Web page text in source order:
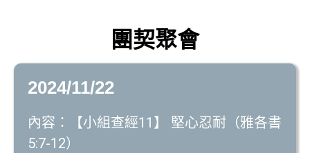
團契聚會
2024/11/22
內容：【小組查經11】 堅心忍耐（雅各書
5:7-12）